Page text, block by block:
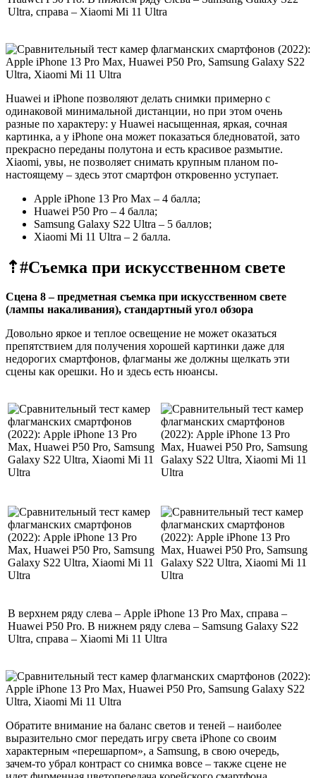
Ultra, справа – Xiaomi Mi 11 Ultra
Huawei и iPhone позволяют делать снимки примерно с
одинаковой минимальной дистанции, но при этом очень
разные по характеру: у Huawei насыщенная, яркая, сочная
картинка, а у iPhone она может показаться бледноватой, зато
прекрасно переданы полутона и есть красивое размытие.
Xiaomi, увы, не позволяет снимать крупным планом по-
настоящему – здесь этот смартфон откровенно уступает.
Apple iPhone 13 Pro Max – 4 балла;
Huawei P50 Pro – 4 балла;
Samsung Galaxy S22 Ultra – 5 баллов;
Xiaomi Mi 11 Ultra – 2 балла.
⇡#Съемка при искусственном свете
Сцена 8 – предметная съемка при искусственном свете
(лампы накаливания), стандартный угол обзора
Довольно яркое и теплое освещение не может оказаться
препятствием для получения хорошей картинки даже для
недорогих смартфонов, флагманы же должны щелкать эти
сцены как орешки. Но и здесь есть нюансы.
В верхнем ряду слева – Apple iPhone 13 Pro Max, справа –
Huawei P50 Pro. В нижнем ряду слева – Samsung Galaxy S22
Ultra, справа – Xiaomi Mi 11 Ultra
Обратите внимание на баланс светов и теней – наиболее
выразительно смог передать игру света iPhone со своим
характерным «перешарпом», а Samsung, в свою очередь,
зачем-то убрал контраст со снимка вовсе – также сцене не